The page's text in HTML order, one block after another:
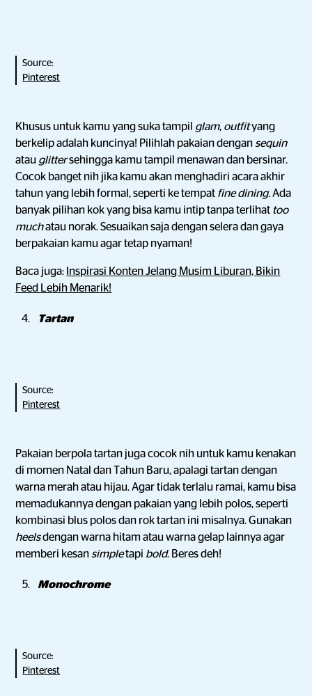
Source:
Pinterest
Khusus untuk kamu yang suka tampil glam, outfityang
berkelip adalah kuncinya! Pilihlah pakaian dengan sequin
atau glittersehingga kamu tampil menawan dan bersinar.
Cocok banget nih jika kamu akan menghadiri acara akhir
tahun yang lebih formal, seperti ke tempat fine dining.Ada
banyak pilihan kok yang bisa kamu intip tanpa terlihat too
muchatau norak. Sesuaikan saja dengan selera dan gaya
berpakaian kamu agar tetap nyaman!
Baca juga: Inspirasi Konten Jelang Musim Liburan, Bikin
Feed Lebih Menarik!
Tartan
Source:
Pinterest
Pakaian berpola tartan juga cocok nih untuk kamu kenakan
di momen Natal dan Tahun Baru, apalagi tartan dengan
warna merah atau hijau. Agar tidak terlalu ramai, kamu bisa
memadukannya dengan pakaian yang lebih polos, seperti
kombinasi blus polos dan rok tartan ini misalnya. Gunakan
heelsdengan warna hitam atau warna gelap lainnya agar
memberi kesan simpletapi bold. Beres deh!
Monochrome
Source:
Pinterest